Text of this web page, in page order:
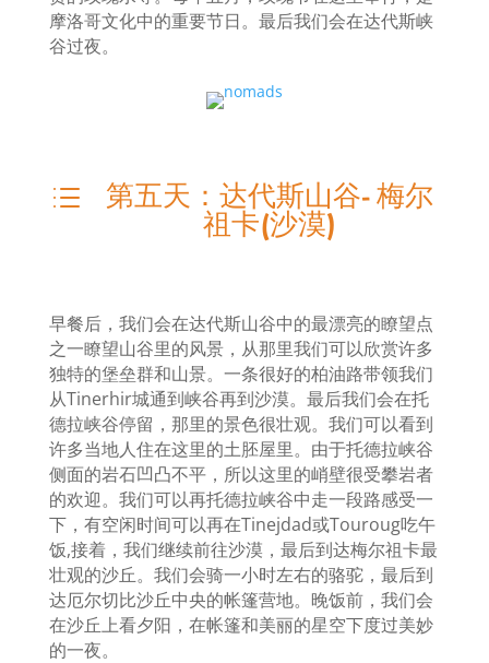
摩洛哥文化中的重要节日。最后我们会在达代斯峡
谷过夜。
d
第五天：达代斯山谷- 梅尔
祖卡(沙漠)
早餐后，我们会在达代斯山谷中的最漂亮的瞭望点
之一瞭望山谷里的风景，从那里我们可以欣赏许多
独特的堡垒群和山景。一条很好的柏油路带领我们
从Tinerhir城通到峡谷再到沙漠。最后我们会在托
德拉峡谷停留，那里的景色很壮观。我们可以看到
许多当地人住在这里的土胚屋里。由于托德拉峡谷
侧面的岩石凹凸不平，所以这里的峭壁很受攀岩者
的欢迎。我们可以再托德拉峡谷中走一段路感受一
下，有空闲时间可以再在Tinejdad或Touroug吃午
饭,接着，我们继续前往沙漠，最后到达梅尔祖卡最
壮观的沙丘。我们会骑一小时左右的骆驼，最后到
达厄尔切比沙丘中央的帐篷营地。晚饭前，我们会
在沙丘上看夕阳，在帐篷和美丽的星空下度过美妙
的一夜。